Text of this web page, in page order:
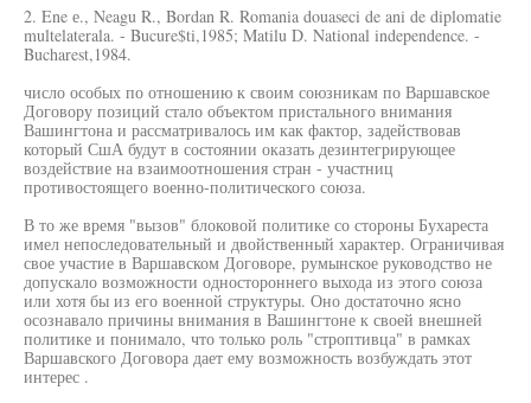
2. Ene е., Neagu R., Bordan R. Romania douaseci de ani de diplomatie
multelaterala. - Bucure$ti,1985; Matilu D. National independence. -
Bucharest,1984.
число особых по отношению к своим союзникам по Варшавское
Договору позиций стало объектом пристального внимания
Вашингтона и рассматривалось им как фактор, задействовав
который СшА будут в состоянии оказать дезинтегрирующее
воздействие на взаимоотношения стран - участниц
противостоящего военно-политического союза.
В то же время "вызов" блоковой политике со стороны Бухареста
имел непоследовательный и двойственный характер. Ограничивая
свое участие в Варшавском Договоре, румынское руководство не
допускало возможности одностороннего выхода из этого союза
или хотя бы из его военной структуры. Оно достаточно ясно
осознавало причины внимания в Вашингтоне к своей внешней
политике и понимало, что только роль "строптивца" в рамках
Варшавского Договора дает ему возможность возбуждать этот
интерес .